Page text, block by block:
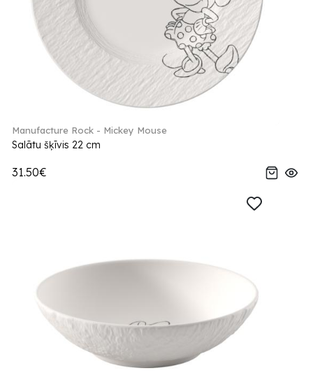
Manufacture Rock - Mickey Mouse
Salātu šķīvis 22 cm
31.50€